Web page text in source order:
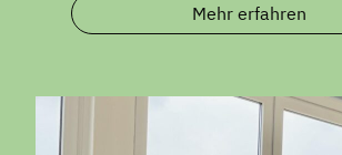
Mehr erfahren